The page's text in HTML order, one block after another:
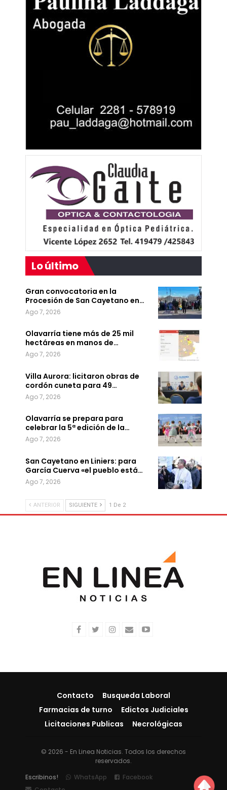
Lo último
Gran convocatoria en la
Procesión de San Cayetano en…
Ago 7, 2026
Olavarría tiene más de 25 mil
hectáreas en manos de…
Ago 7, 2026
Villa Aurora: licitaron obras de
cordón cuneta para 49…
Ago 7, 2026
Olavarría se prepara para
celebrar la 5ª edición de la…
Ago 7, 2026
San Cayetano en Liniers: para
García Cuerva «el pueblo está…
Ago 7, 2026
ANTERIOR SIGUIENTE 1 De 2
Contacto
Busqueda Laboral
Farmacias de turno
Edictos Judiciales
Licitaciones Publicas
Necrológicas
© 2026 - En Linea Noticias. Todos los derechos
reservados.
Escribinos!
WhatsApp
Facebook